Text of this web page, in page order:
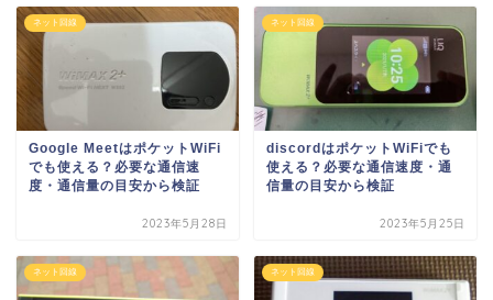
ネット回線
Google MeetはポケットWiFi
でも使える？必要な通信速
度・通信量の目安から検証
2023年5月28日
ネット回線
discordはポケットWiFiでも
使える？必要な通信速度・通
信量の目安から検証
2023年5月25日
ネット回線 ネット回線